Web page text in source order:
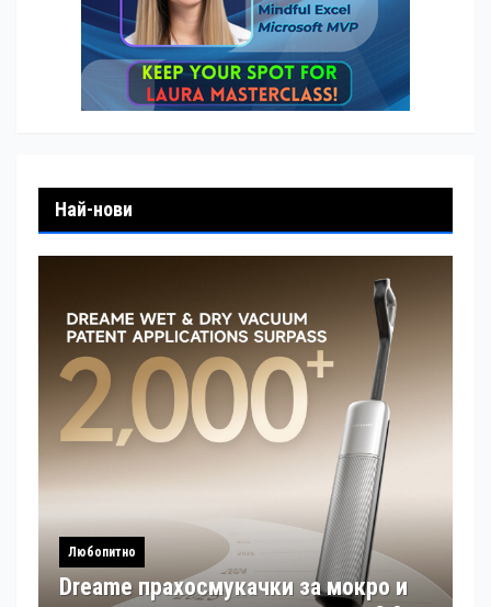
Най-нови
Любопитно
Dreame прахосмукачки за мокро и